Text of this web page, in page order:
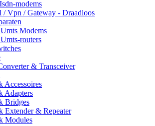
modems
/ Vpn / Gateway - Draadloos
Modems
routers
& Transceiver
Accessoires
Adapters
Bridges
Extender & Repeater
Modules